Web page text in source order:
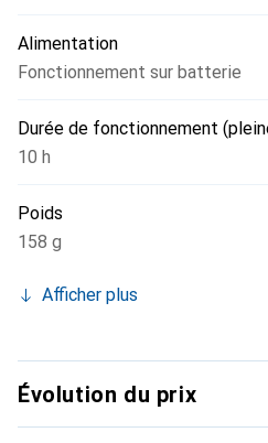
Alimentation
Fonctionnement sur batterie
Durée de fonctionnement
10 h
Poids
158 g
Afficher plus
Évolution du prix